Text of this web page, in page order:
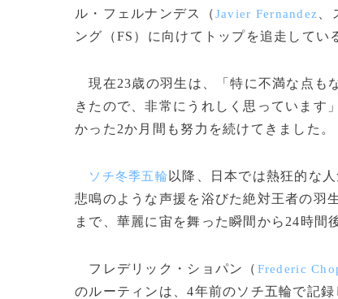
ル・フェルナンデス（Javier Fernandez
ング（FS）に向けてトップを追走してい
現在23歳の羽生は、「特に不満な点も
きたので、非常にうれしく思っています
かった2か月間も努力を続けてきました
ソチ冬季五輪 以降、日本では熱狂的な
悲鳴のような声援を浴びた絶対王者の羽
まで、華麗に宙を舞った瞬間から24時間
フレデリック・ショパン（ Frederic
のルーティンは、4年前のソチ五輪で記